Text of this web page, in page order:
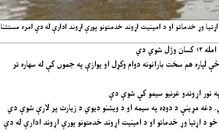
وړ خدماتو او د امینیت اړوند خدمتونو پورې اړوند ادارې له دې امره مستثنا
دي
هم سخت بارانونه دوام وکړل او یوازې په جموں کې له سهاره تر
نور اړوندو غرنیو سیمو کې شوې دې
اړتیا وړ خدماتو او د امینیت اړوند خدمتونو پورې اړوند ادارې له دې